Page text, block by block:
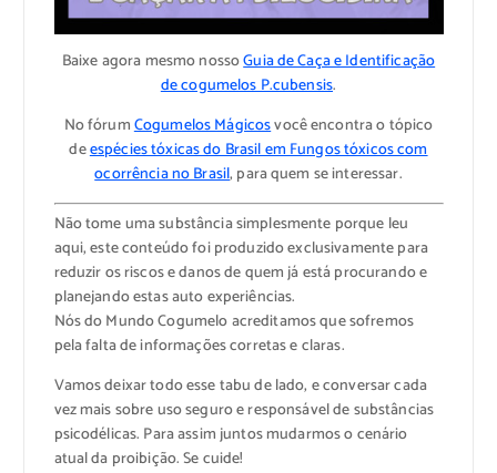
Baixe agora mesmo nossoGuia de Caça e Identificação
de cogumelos P.cubensis.
No fórumCogumelos Mágicosvocê encontra o tópico
deespécies tóxicas do Brasil em Fungos tóxicos com
ocorrência no Brasil, para quem se interessar.
Não tome uma substância simplesmente porque leu
aqui, este conteúdo foi produzido exclusivamente para
reduzir os riscos e danos de quem já está procurando e
planejando estas auto experiências.
Nós do Mundo Cogumelo acreditamos que sofremos
pela falta de informações corretas e claras.
Vamos deixar todo esse tabu de lado, e conversar cada
vez mais sobre uso seguro e responsável de substâncias
psicodélicas. Para assim juntos mudarmos o cenário
atual da proibição. Se cuide!